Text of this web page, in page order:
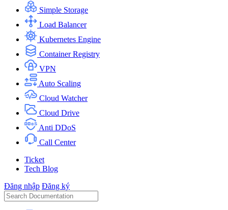
Simple Storage
Load Balancer
Kubernetes Engine
Container Registry
VPN
Auto Scaling
Cloud Watcher
Cloud Drive
Anti DDoS
Call Center
Ticket
Tech Blog
Đăng nhập Đăng ký